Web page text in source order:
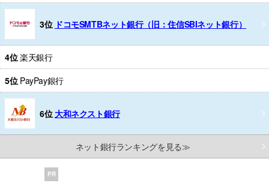
3位 ドコモSMTBネット銀行（旧：住信SBIネット銀行）
4位楽天銀行
5位 PayPay銀行
6位 大和ネクスト銀行
ネット銀行ランキングを見る≫
PR